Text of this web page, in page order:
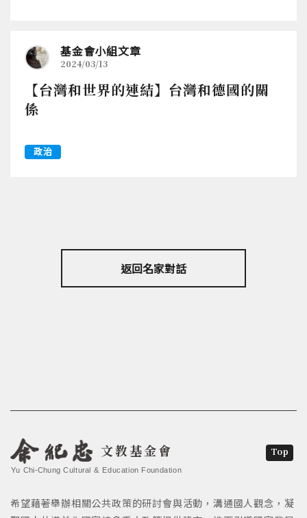
基金會小組文章
2024/03/13
【台灣和世界的連結】台灣和德國的關
係
政治
返回名家對話
文教基金會
Yu Chi-Chung Cultural & Education Foundation
希望藉著舉辦相關公共政策的研討會與活動，溝通國人觀念，凝
Top